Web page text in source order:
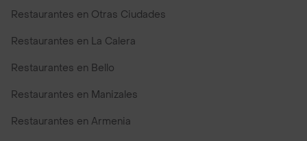
Restaurantes en Otras Ciudades
Restaurantes en La Calera
Restaurantes en Bello
Restaurantes en Manizales
Restaurantes en Armenia